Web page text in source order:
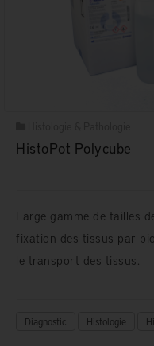
HistoPot Polycube
Large gamme de tailles
fixation des tissus par
le transport des tissus.
Diagnostic Histologie